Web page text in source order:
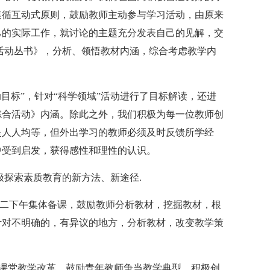
互动式原则，鼓励教师主动参与学习活动，由原来
实际工作，就讨论的主题充分发表自己的见解，交
丛书》，分析、领悟教材内涵，综合考虑教学内
标”，针对“科学领域”活动进行了目标解读，还进
活动》内涵。除此之外，我们积极为每一位教师创
人均等，但外出学习的教师必须及时反馈所学经
到启发，获得感性和理性的认识。
索素质教育的新方法、新途径.
下午集体备课，鼓励教师分析教材，挖掘教材，根
不明确的，有异议的地方，分析教材，改变教学策
堂教学改革，鼓励青年教师争当教学典型，积极创